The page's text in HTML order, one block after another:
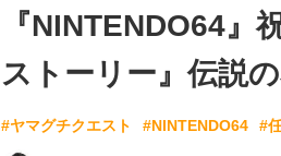
『NINTENDO64』
ストーリー』伝説
#ヤマグチクエスト #NINTENDO64 #